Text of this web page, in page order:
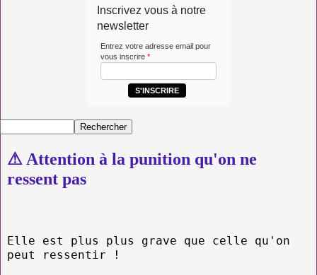
Inscrivez vous à notre
newsletter
Entrez votre adresse email pour
vous inscrire *
S'INSCRIRE
⚠ Attention à la punition qu'on ne
ressent pas
Elle est plus plus grave que celle qu'on
peut ressentir !